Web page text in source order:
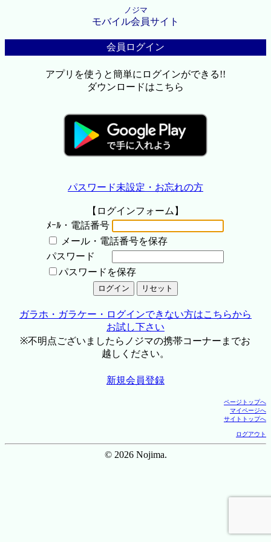
ノジマ
モバイル会員サイト
会員ログイン
アプリを使うと簡単にログインができる!!
ダウンロードはこちら
パスワード未設定・お忘れの方
【ログインフォーム】
ﾒｰﾙ・電話番号
メール・電話番号を保存
パスワード
パスワードを保存
ガラホ・ガラケー・ログインできない方はこちらから
お試し下さい
※不明点ございましたらノジマの携帯コーナーまでお
越しください。
新規会員登録
ページトップへ
マイページへ
サイトトップへ
ログアウト
© 2026 Nojima.